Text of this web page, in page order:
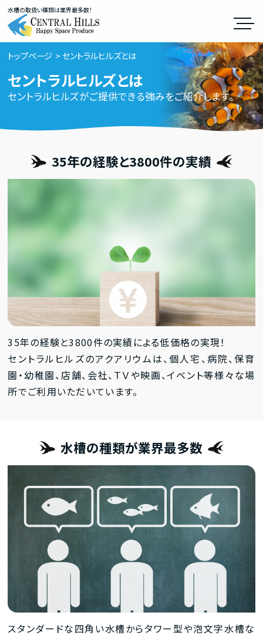
水槽の取扱い種類は業界最多数！
トップページ セントラルヒルズとは
セントラルヒルズとは
セントラルヒルズがご提供できる強みをご紹介します。
35年の経験と3800件の実績
35年の経験と3800件の実績による低価格の実現！
セントラルヒルズのアクアリウムは、個人宅、病院、保育
園・幼稚園、店舗、会社、ＴＶや映画、イベント等様々な場
所でご利用いただいています。
水槽の種類が業界最多数
スタンダードな四角い水槽からタワー型や泡文字水槽な